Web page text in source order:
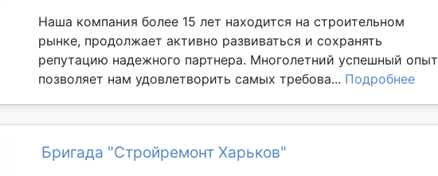
Наша компания более 15 лет находится на строительном
рынке, продолжает активно развиваться и сохранять
репутацию надежного партнера. Многолетний успешный опыт
позволяет нам удовлетворить самых требова... Подробнее
Бригада "Стройремонт Харьков"